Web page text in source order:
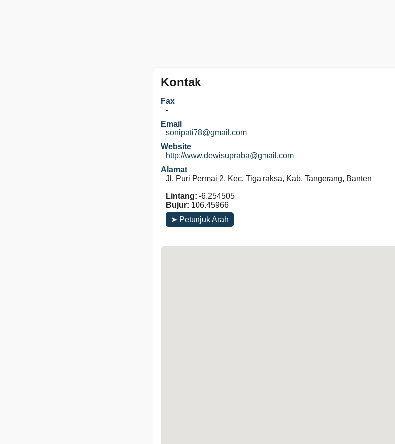
Kontak
Fax
-
Email
sonipati78@gmail.com
Website
http://www.dewisupraba@gmail.com
Alamat
Jl. Puri Permai 2, Kec. Tiga raksa, Kab. Tangerang, Banten
Lintang: -6.254505
Bujur: 106.45966
➤ Petunjuk Arah